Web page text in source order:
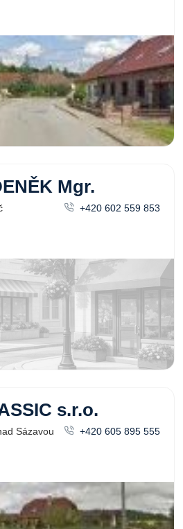
Mgr.
+420 602 559 853
s.r.o.
Sázavou
+420 605 895 555